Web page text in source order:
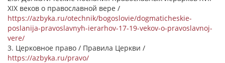
XIX веков о православной вере /
https://azbyka.ru/otechnik/bogoslovie/dogmaticheskie-
poslanija-pravoslavnyh-ierarhov-17-19-vekov-o-pravoslavnoj-
vere/
3. Церковное право / Правила Церкви /
https://azbyka.ru/pravo/